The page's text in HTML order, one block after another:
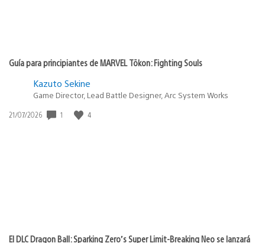
Guía para principiantes de MARVEL Tōkon: Fighting Souls
Kazuto Sekine
Game Director, Lead Battle Designer, Arc System Works
Fecha
21/07/2026 1 4
El DLC Dragon Ball: Sparking Zero’s Super Limit-Breaking Neo se lanzará